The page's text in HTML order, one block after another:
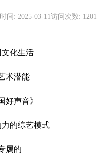
间: 2025-03-11访问次数: 1201
文化生活
术潜能
好声音》
的综艺模式
属的